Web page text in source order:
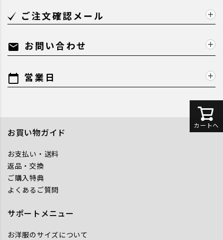
カートへ
ご注文確認メール
mail お問い合わせ
calendar_today 営業日
お買い物ガイド
お支払い・送料
返品・交換
ご購入特典
よくあるご質問
サポートメニュー
お洋服のサイズについて